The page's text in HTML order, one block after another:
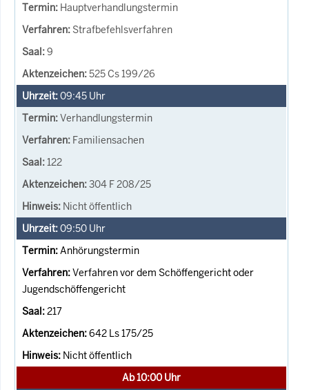
Hauptverhandlungstermin
Strafbefehlsverfahren
9
525 Cs 199/26
09:45 Uhr
Verhandlungstermin
Familiensachen
122
304 F 208/25
Nicht öffentlich
09:50 Uhr
Anhörungstermin
Verfahren vor dem Schöffengericht oder
Jugendschöffengericht
217
642 Ls 175/25
Nicht öffentlich
Ab 10:00 Uhr